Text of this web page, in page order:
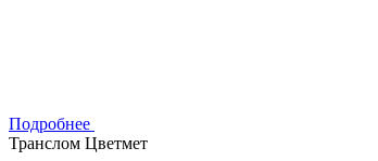
Подробнее
Транслом Цветмет